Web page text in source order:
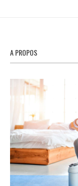
A PROPOS